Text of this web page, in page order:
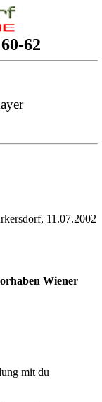
62
11.07.2002
Wiener
mit du